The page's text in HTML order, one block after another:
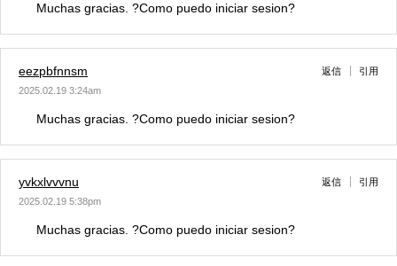
Muchas gracias. ?Como puedo iniciar sesion?
eezpbfnnsm
2025.02.19 3:24am
返信 引用
Muchas gracias. ?Como puedo iniciar sesion?
yvkxlvvvnu
2025.02.19 5:38pm
返信 引用
Muchas gracias. ?Como puedo iniciar sesion?